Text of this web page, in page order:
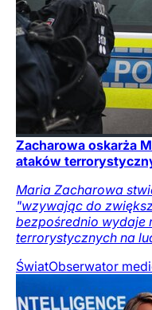
Zacharowa oskarża
ataków
Maria Zacharowa
"wzywając do
bezpośrednio wydaje
terrorystycznych na
ŚwiatObserwator